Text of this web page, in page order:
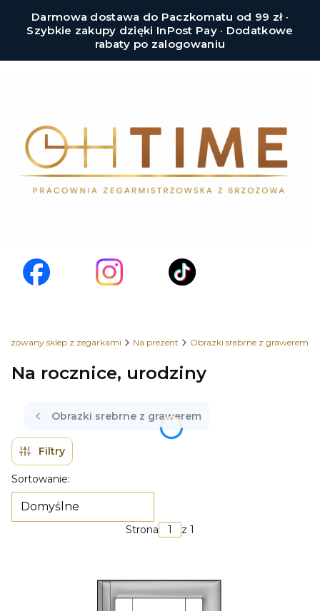
Darmowa dostawa do Paczkomatu od 99 zł ·
Szybkie zakupy dzięki InPost Pay · Dodatkowe
rabaty po zalogowaniu
sklep z zegarkami Na prezent Obrazki srebrne z grawerem
Na rocznice, urodziny
Obrazki srebrne z grawerem
Filtry
Lista produktów
Sortowanie:
Domyślne
Strona z 1